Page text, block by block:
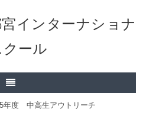
インターナショナ
ール
年度 中高生アウトリーチ